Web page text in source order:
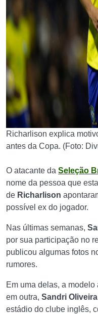
Richarlison explica
antes da Copa. (Foto:
O atacante da Seleção
nome da pessoa que
de Richarlison
possível ex do jogador.
Nas últimas semanas,
por sua participação no
publicou algumas fotos
rumores.
Em uma delas, a
em outra, Sandri Oliveira
estádio do clube inglês,